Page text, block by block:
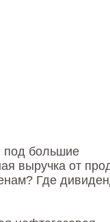
под большие
выручка от
Где